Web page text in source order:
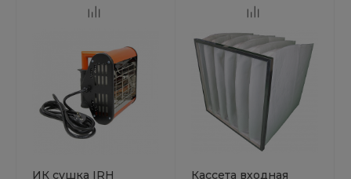
ИК сушка IRH
Кассета входная